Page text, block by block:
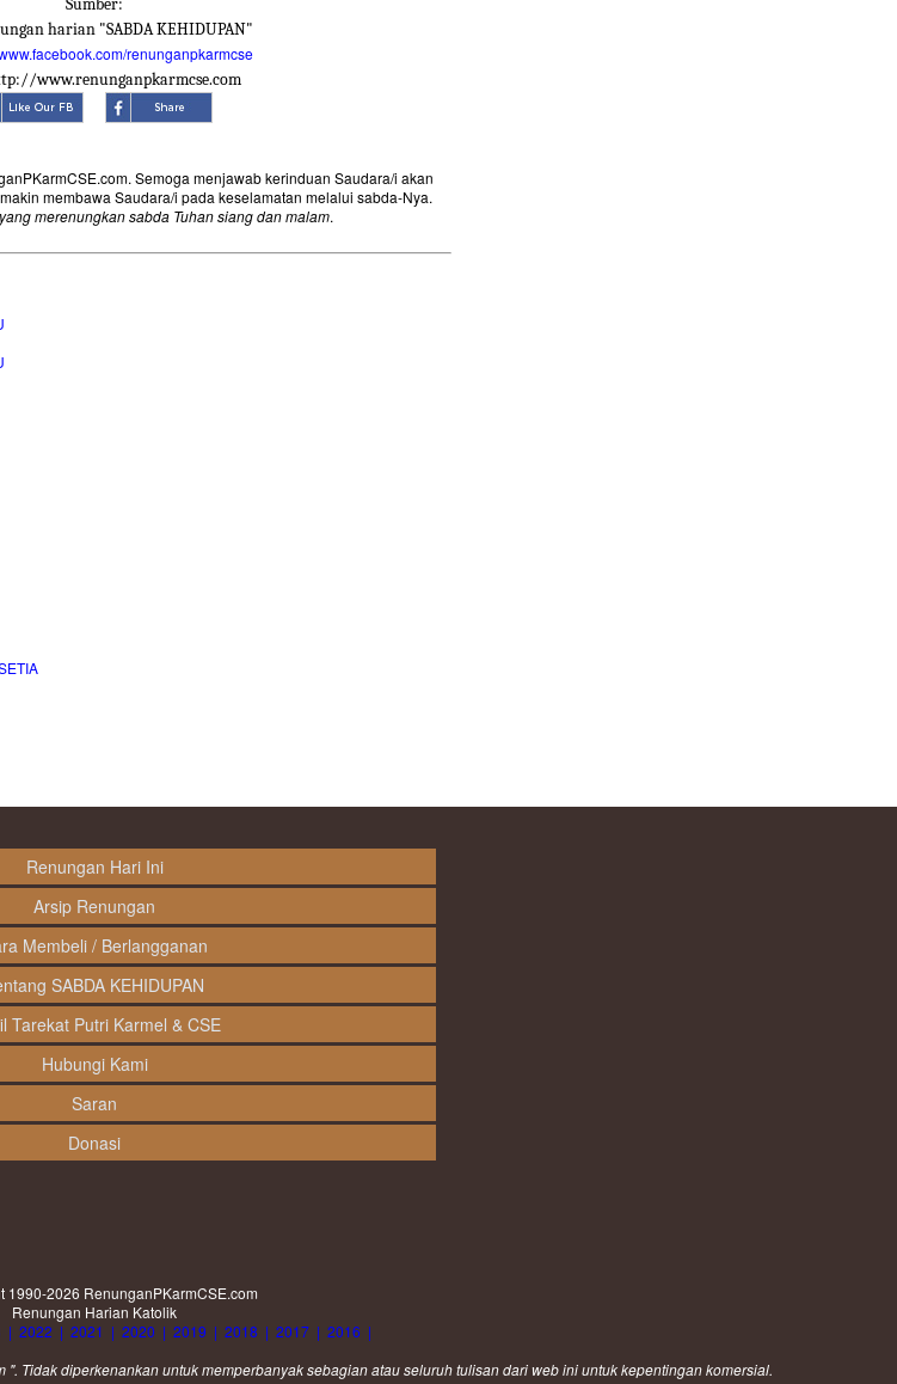
Sumber:
harian "SABDA KEHIDUPAN"
renunganpkarmcse
www.renunganpkarmcse.com
Semoga menjawab kerinduan Saudara/i akan
membawa Saudara/i pada keselamatan melalui sabda-Nya.
merenungkan sabda Tuhan siang dan malam.
Renungan Hari Ini
Arsip Renungan
Membeli / Berlangganan
SABDA KEHIDUPAN
Tarekat Putri Karmel & CSE
Hubungi Kami
Saran
Donasi
1990-2026 RenunganPKarmCSE.com
Renungan Harian Katolik
| 2022 | 2021 | 2020 | 2019 | 2018 | 2017 | 2016 |
Tidak diperkenankan untuk memperbanyak sebagian atau seluruh tulisan dari web ini untuk kepentingan komersial.